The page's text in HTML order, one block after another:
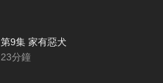
第9集 家有惡犬
23分鐘